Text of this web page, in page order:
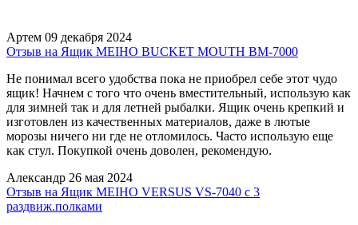
Артем 09 декабря 2024
Отзыв на Ящик MEIHO BUCKET MOUTH BM-7000
Не понимал всего удобства пока не приобрел себе этот чудо
ящик! Начнем с того что очень вместительный, использую как
для зимней так и для летней рыбалки. Ящик очень крепкий и
изготовлен из качественных материалов, даже в лютые
морозы ничего ни где не отломилось. Часто использую еще
как стул. Покупкой очень доволен, рекомендую.
Александр 26 мая 2024
Отзыв на Ящик MEIHO VERSUS VS-7040 с 3
раздвиж.полками